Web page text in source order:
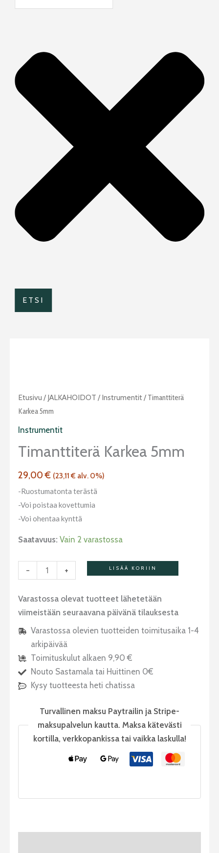
Etusivu / JALKAHOIDOT / Instrumentit/ Timanttiterä
Karkea 5mm
Instrumentit
Timanttiterä Karkea 5mm
29,00€ (23,11€ alv. 0%)
-Ruostumatonta terästä
-Voi poistaa kovettumia
-Voi ohentaa kynttä
Saatavuus: Vain 2 varastossa
-
Timanttiterä
karkea
5mm
+ LISÄÄ KORIIN
Varastossa olevat tuotteet lähetetään
viimeistään seuraavana päivänä tilauksesta
Varastossa olevien tuotteiden toimitusaika 1-4
arkipäivää
Toimituskulut alkaen 9,90 €
Nouto Sastamala tai Huittinen 0€
Kysy tuotteesta heti chatissa
Turvallinen maksu Paytrailin ja Stripe-
maksupalvelun kautta. Maksa kätevästi
kortilla, verkkopankissa tai vaikka laskulla!
ETSI